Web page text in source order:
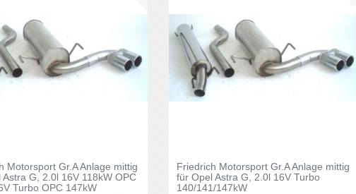
Motorsport Gr.A Anlage mittig
Astra G, 2.0l 16V 118kW OPC
Turbo OPC 147kW
Friedrich Motorsport Gr.A Anlage mittig
für Opel Astra G, 2.0l 16V Turbo
140/141/147kW